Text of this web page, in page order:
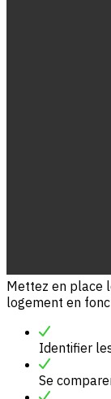
Mettez en place
logement en
Identifier
Se